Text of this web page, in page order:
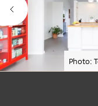
Photo: